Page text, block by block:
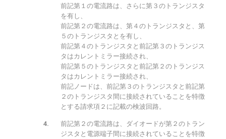
前記第１の電流路は、さらに第３のトランジスタ
を有し、
前記第２の電流路は、第４のトランジスタと、第
５のトランジスタとを有し、
前記第４のトランジスタと前記第３のトランジス
タはカレントミラー接続され、
前記第５のトランジスタと前記第２のトランジス
タはカレントミラー接続され、
前記ノードは、前記第３のトランジスタと前記第
２のトランジスタ間に接続されていることを特徴
とする請求項２に記載の検波回路。
前記第２の電流路は、ダイオードが第２のトラン
ジスタと電源端子間に接続されていることを特徴